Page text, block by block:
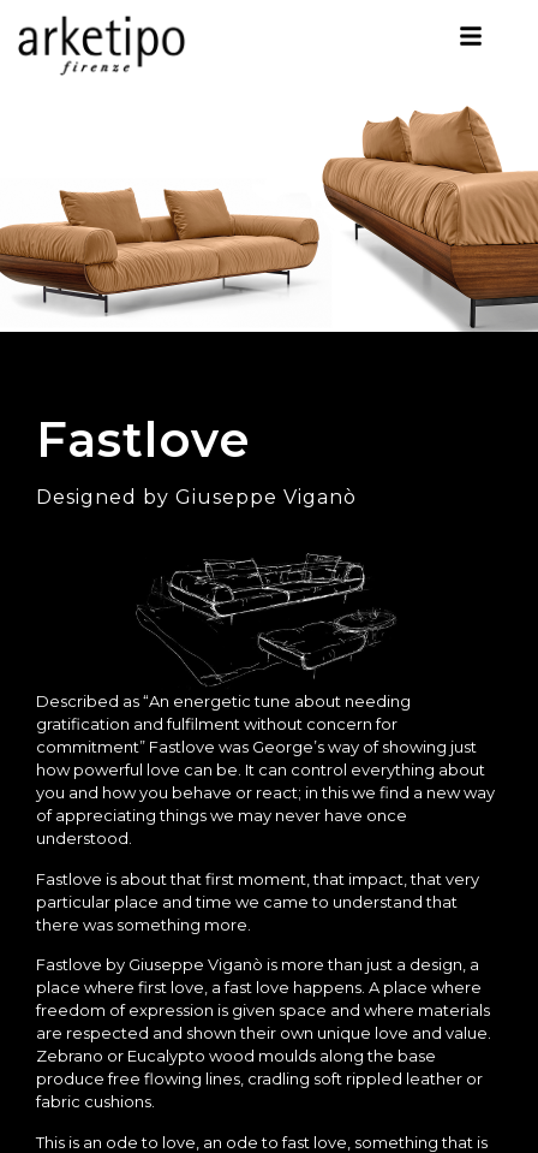
Fastlove
Designed by Giuseppe Viganò
Described as “An energetic tune about needing
gratification and fulfilment without concern for
commitment” Fastlove was George’s way of showing just
how powerful love can be. It can control everything about
you and how you behave or react; in this we find a new way
of appreciating things we may never have once
understood.
Fastlove is about that first moment, that impact, that very
particular place and time we came to understand that
there was something more.
Fastlove by Giuseppe Viganò is more than just a design, a
place where first love, a fast love happens. A place where
freedom of expression is given space and where materials
are respected and shown their own unique love and value.
Zebrano or Eucalypto wood moulds along the base
produce free flowing lines, cradling soft rippled leather or
fabric cushions.
This is an ode to love, an ode to fast love, something that is